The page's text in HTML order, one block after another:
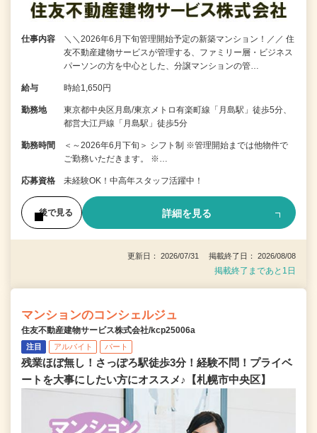
仕事内容
＼＼2026年6月下旬管理開始予定の新築マンション！／／ 住
友不動産建物サービスが管理する、ファミリー層・ビジネス
パーソンの方を中心とした、分譲マンションの管…
給与 時給1,650円
勤務地
東京都中央区月島/東京メトロ有楽町線「月島駅」徒歩5分、
都営大江戸線「月島駅」徒歩5分
勤務時間
＜～2026年6月下旬＞ シフト制 ※管理開始までは他物件で
ご勤務いただきます。 ※…
応募資格 未経験OK！中高年スタッフ活躍中！
後で見る 詳細を見る
更新日： 2026/07/31 掲載終了日： 2026/08/08
掲載終了まであと1日
マンションのコンシェルジュ
住友不動産建物サービス株式会社/kcp25006a
注目 アルバイト パート
残業ほぼ無し！さっぽろ駅徒歩3分！経験不問！プライベ
ートを大事にしたい方にオススメ♪【札幌市中央区】